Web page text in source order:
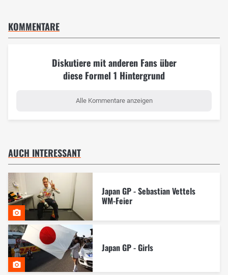
KOMMENTARE
Diskutiere mit anderen Fans über
diese Formel 1 Hintergrund
Alle Kommentare anzeigen
AUCH INTERESSANT
Japan GP - Sebastian Vettels
WM-Feier
Japan GP - Girls